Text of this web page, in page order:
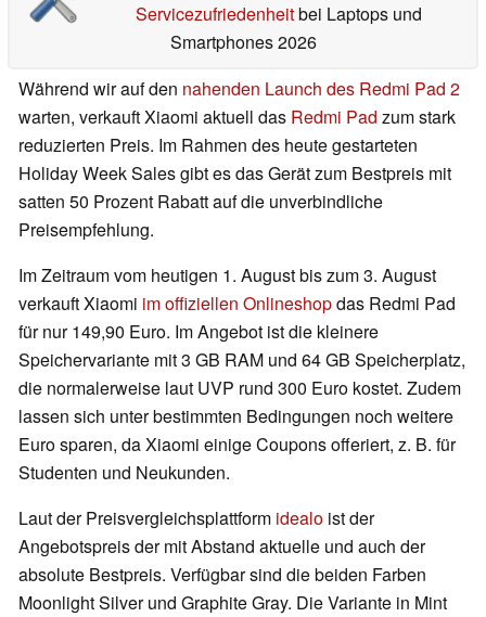
Servicezufriedenheitbei Laptops und
Smartphones 2026
Während wir auf den nahenden Launch des Redmi Pad 2
warten, verkauft Xiaomi aktuell das Redmi Pad zum stark
reduzierten Preis. Im Rahmen des heute gestarteten
Holiday Week Sales gibt es das Gerät zum Bestpreis mit
satten 50 Prozent Rabatt auf die unverbindliche
Preisempfehlung.
Im Zeitraum vom heutigen 1. August bis zum 3. August
verkauft Xiaomi im offiziellen Onlineshopdas Redmi Pad
für nur 149,90 Euro. Im Angebot ist die kleinere
Speichervariante mit 3 GB RAM und 64 GB Speicherplatz,
die normalerweise laut UVP rund 300 Euro kostet. Zudem
lassen sich unter bestimmten Bedingungen noch weitere
Euro sparen, da Xiaomi einige Coupons offeriert, z. B. für
Studenten und Neukunden.
Laut der Preisvergleichsplattform idealo ist der
Angebotspreis der mit Abstand aktuelle und auch der
absolute Bestpreis. Verfügbar sind die beiden Farben
Moonlight Silver und Graphite Gray. Die Variante in Mint